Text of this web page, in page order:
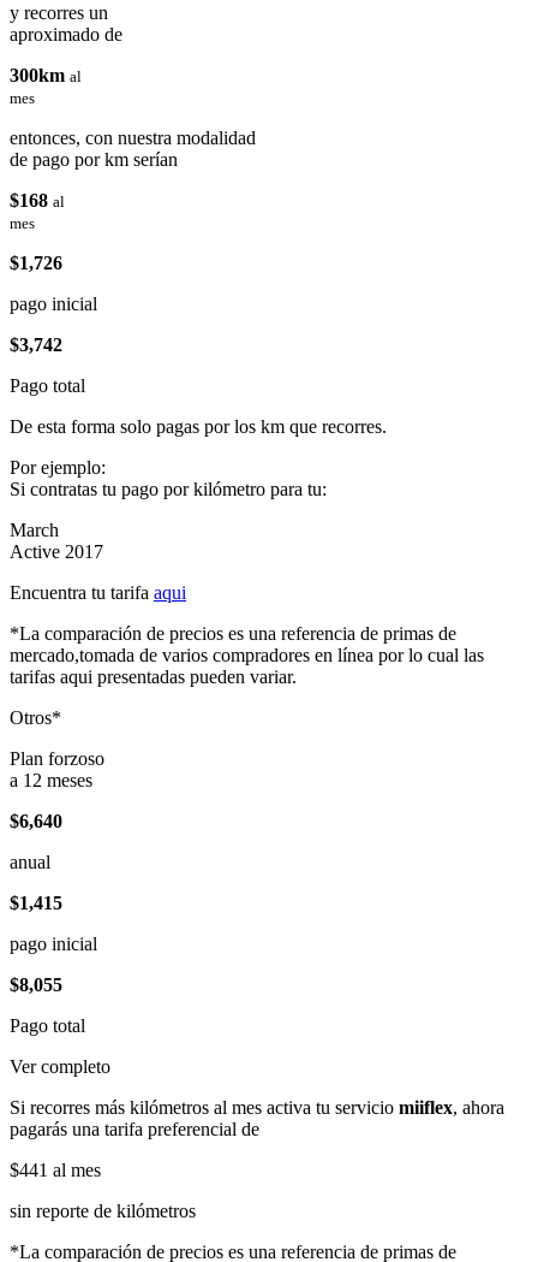
y recorres un
aproximado de
300km al
mes
entonces, con nuestra modalidad
de pago por km serían
$168 al
mes
$1,726
pago inicial
$3,742
Pago total
De esta forma solo pagas por los km que recorres.
Por ejemplo:
Si contratas tu pago por kilómetro para tu:
March
Active 2017
Encuentra tu tarifa aqui
*La comparación de precios es una referencia de primas de
mercado,tomada de varios compradores en línea por lo cual las
tarifas aqui presentadas pueden variar.
Otros*
Plan forzoso
a 12 meses
$6,640
anual
$1,415
pago inicial
$8,055
Pago total
Ver completo
Si recorres más kilómetros al mes activa tu servicio miiflex, ahora
pagarás una tarifa preferencial de
$441 al mes
sin reporte de kilómetros
*La comparación de precios es una referencia de primas de